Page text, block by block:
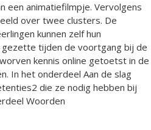
een animatiefilmpje. Vervolgens
over twee clusters. De
kunnen zelf hun
tijden de voortgang bij de
kennis online getoetst in de
In het onderdeel Aan de slag
die ze nodig hebben bij
Woorden